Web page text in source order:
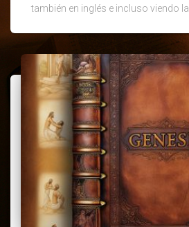
también en inglés e incluso viendo la